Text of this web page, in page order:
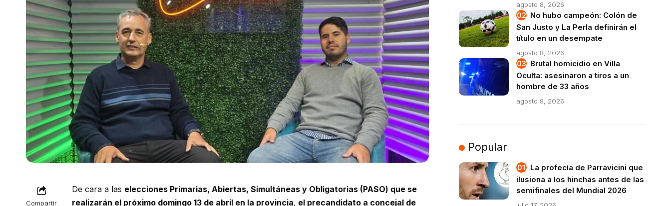
Compartir
De cara a las elecciones Primarias, Abiertas, Simultáneas y Obligatorias (PASO) que se
realizarán el próximo domingo 13 de abril en la provincia, el precandidato a concejal de
agosto 8, 2026
No hubo campeón: Colón de
San Justo y La Perla definirán el
título en un desempate
agosto 8, 2026
Brutal homicidio en Villa
Oculta: asesinaron a tiros a un
hombre de 33 años
agosto 8, 2026
Popular
La profecía de Parravicini que
ilusiona a los hinchas antes de las
semifinales del Mundial 2026